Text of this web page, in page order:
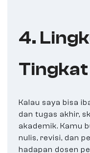
4.
Kalau saya bisa
dan tugas akhir,
akademik. Kamu
nulis, revisi, dan
hadapan dosen